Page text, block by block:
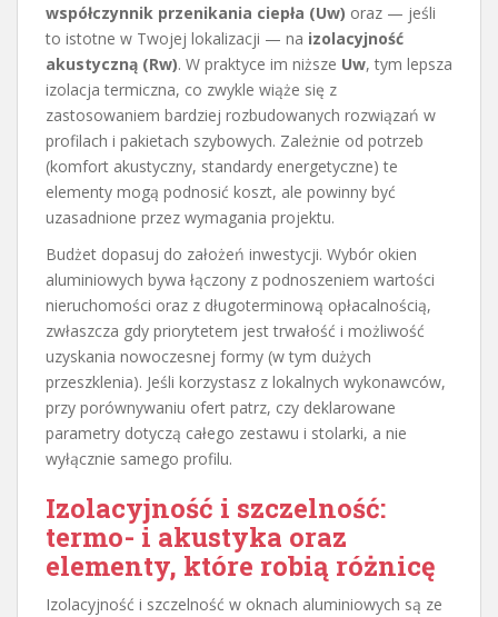
współczynnik przenikania ciepła (Uw) oraz — jeśli
to istotne w Twojej lokalizacji — na izolacyjność
akustyczną (Rw). W praktyce im niższe Uw, tym lepsza
izolacja termiczna, co zwykle wiąże się z
zastosowaniem bardziej rozbudowanych rozwiązań w
profilach i pakietach szybowych. Zależnie od potrzeb
(komfort akustyczny, standardy energetyczne) te
elementy mogą podnosić koszt, ale powinny być
uzasadnione przez wymagania projektu.
Budżet dopasuj do założeń inwestycji. Wybór okien
aluminiowych bywa łączony z podnoszeniem wartości
nieruchomości oraz z długoterminową opłacalnością,
zwłaszcza gdy priorytetem jest trwałość i możliwość
uzyskania nowoczesnej formy (w tym dużych
przeszklenia). Jeśli korzystasz z lokalnych wykonawców,
przy porównywaniu ofert patrz, czy deklarowane
parametry dotyczą całego zestawu i stolarki, a nie
wyłącznie samego profilu.
Izolacyjność i szczelność:
termo- i akustyka oraz
elementy, które robią różnicę
Izolacyjność i szczelność w oknach aluminiowych są ze